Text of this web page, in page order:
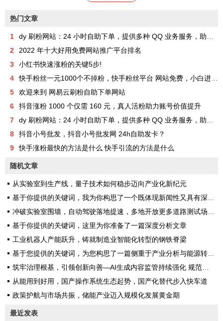
热门文章
1
dy 刷粉网站：24 小时自助下单，提供多种 QQ 业务服务，助你成为网红
2
2022 年十大好用免费网站推广平台排名
3
小红书快速涨粉的关键5步!
4
快手粉丝一元1000个不掉粉，快手粉丝平台 网站免费，小白进来看看，教你如何快速涨粉1000，其实很简单！
5
欢迎来到 网易云刷粉自助下单网站
6
抖音涨粉 1000 个仅需 160 元，真人活粉助力账号价值提升
7
dy 刷粉网站：24 小时自助下单，提供多种 QQ 业务服务，助你成为网红
8
抖音小号批发，抖音小号批发网 24h自助发卡？
9
快手涨粉最快的方法是什么 快手引流的方法是什么
随机文章
从实验室到生产线，量子技术如何稳步迈向产业化新纪元
基于你提供的关键词，我为你构思了一个既体现新闻性又具有深度的标题，并完成了一篇完整的文章
冲破实验室围墙，自动驾驶落地提速，多地开放更多道路测试场景构建真实考场
基于你提供的关键词，这里为你准备了一篇深度分析文章
工业机器人产能跃升，铸就制造业智能化转型的钢铁脊梁
基于您提供的关键词，为您构思了一篇侧重于产业分析与能源转型的深度文章
筑牢治理根基，引领创新向善—AI生成内容监管持续强化 规范行业健康发展
从能用到好用，国产操作系统生态起势，国产化替代步入快车道
政策护航与市场共振，储能产业迈入规模化发展黄金期
最近发表